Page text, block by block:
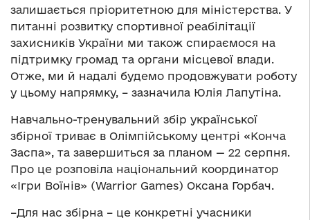
залишається пріоритетною для міністерства. У
питанні розвитку спортивної реабілітації
захисників України ми також спираємося на
підтримку громад та органи місцевої влади.
Отже, ми й надалі будемо продовжувати роботу
у цьому напрямку, – зазначила Юлія Лапутіна.
Навчально-тренувальний збір української
збірної триває в Олімпійському центрі «Конча
Заспа», та завершиться за планом — 22 серпня.
Про це розповіла національний координатор
«Ігри Воїнів» (Warrior Games) Оксана Горбач.
–Для нас збірна – це конкретні учасники